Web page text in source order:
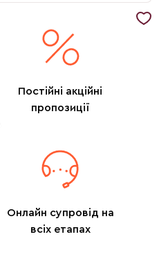
Постійні акційні
пропозиції
Онлайн супровід на
всіх етапах